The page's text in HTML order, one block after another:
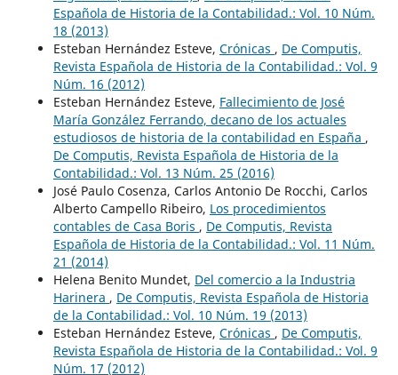
Española de Historia de la Contabilidad.: Vol. 10 Núm.
18 (2013)
Esteban Hernández Esteve, Crónicas , De Computis,
Revista Española de Historia de la Contabilidad.: Vol. 9
Núm. 16 (2012)
Esteban Hernández Esteve, Fallecimiento de José
María González Ferrando, decano de los actuales
estudiosos de historia de la contabilidad en España ,
De Computis, Revista Española de Historia de la
Contabilidad.: Vol. 13 Núm. 25 (2016)
José Paulo Cosenza, Carlos Antonio De Rocchi, Carlos
Alberto Campello Ribeiro, Los procedimientos
contables de Casa Boris , De Computis, Revista
Española de Historia de la Contabilidad.: Vol. 11 Núm.
21 (2014)
Helena Benito Mundet, Del comercio a la Industria
Harinera , De Computis, Revista Española de Historia
de la Contabilidad.: Vol. 10 Núm. 19 (2013)
Esteban Hernández Esteve, Crónicas , De Computis,
Revista Española de Historia de la Contabilidad.: Vol. 9
Núm. 17 (2012)